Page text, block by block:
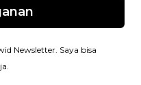
Newsletter. Saya bisa